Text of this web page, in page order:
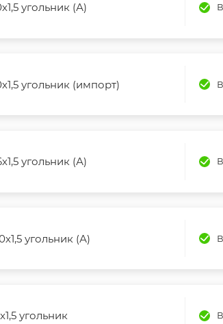
угольник (А)
угольник (импорт)
угольник (А)
угольник (А)
угольник